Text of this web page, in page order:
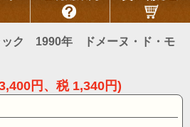
ック 1990年 ドメーヌ・ド・モ
円、税 1,340円)